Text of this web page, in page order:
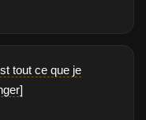
tout ce que je